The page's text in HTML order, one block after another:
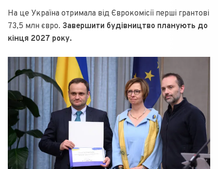
На це Україна отримала від Єврокомісії перші грантові
73,5 млн євро. Завершити будівництво планують до
кінця 2027 року.